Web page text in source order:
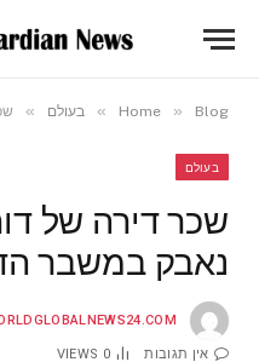
Home » Blog
» בעולם »
בעולם
שכר דירה של
נאבק במשבר
אין תגובות 0
VIEWS